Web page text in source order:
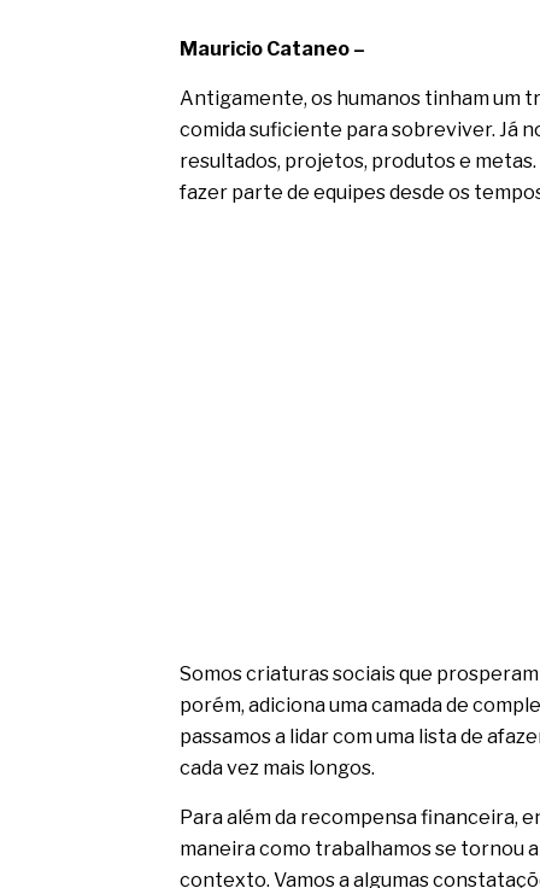
Mauricio Cataneo –
Antigamente, os humanos tinham um
comida suficiente para sobreviver. Já
resultados, projetos, produtos e
fazer parte de equipes desde os
Somos criaturas sociais que
porém, adiciona uma camada de
passamos a lidar com uma lista de
cada vez mais longos.
Para além da recompensa financeira,
maneira como trabalhamos se tornou
contexto. Vamos a algumas